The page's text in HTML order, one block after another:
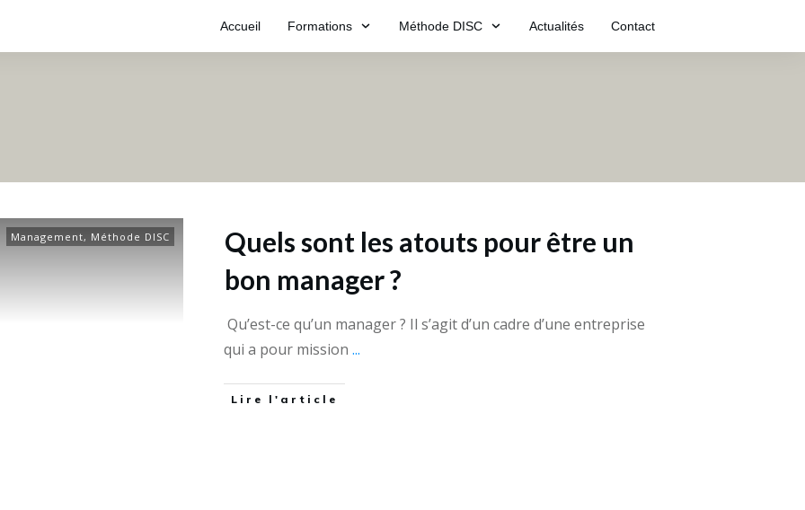
Accueil Formations Méthode DISC Actualités Contact
Management, Méthode DISC
Quels sont les atouts pour être un
bon manager ?
Qu’est-ce qu’un manager ? Il s’agit d’un cadre d’une entreprise
qui a pour mission ...
Lire l'article